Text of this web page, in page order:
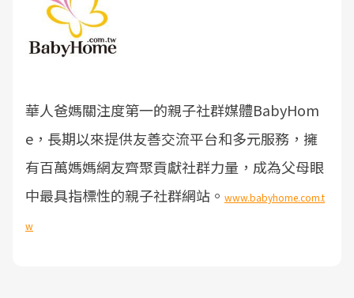
華人爸媽關注度第一的親子社群媒體BabyHom
e，長期以來提供友善交流平台和多元服務，擁
有百萬媽媽網友齊聚貢獻社群力量，成為父母眼
中最具指標性的親子社群網站。 www.babyhome.com.t
w